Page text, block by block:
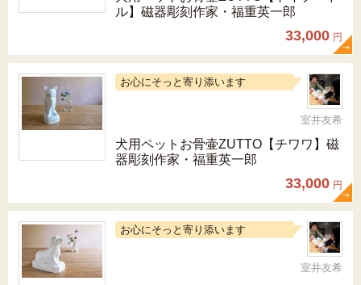
ル】磁器彫刻作家・福重英一郎
33,000 円
お心にそっと寄り添います
室井友希
犬用ペットお骨壷ZUTTO【チワワ】磁
器彫刻作家・福重英一郎
33,000 円
お心にそっと寄り添います
室井友希